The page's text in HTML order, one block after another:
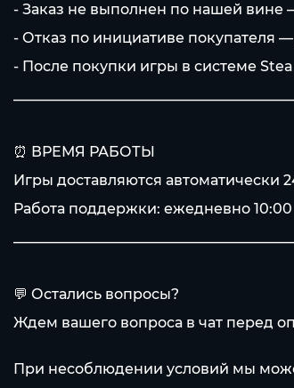
- Заказ не выполнен по нашей вине
- Отказ по инициативе покупателя
- После покупки игры в системе
⏰ ВРЕМЯ РАБОТЫ
Игры доставляются автоматически
Работа поддержки: ежедневно
💬 Остались вопросы?
Ждем вашего вопроса в чат перед
При несоблюдении условий мы